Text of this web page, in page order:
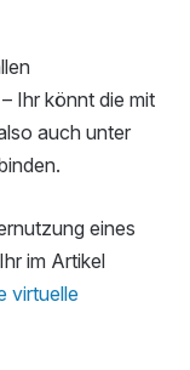
Ihr könnt die mit
auch unter
eines
im Artikel
virtuelle